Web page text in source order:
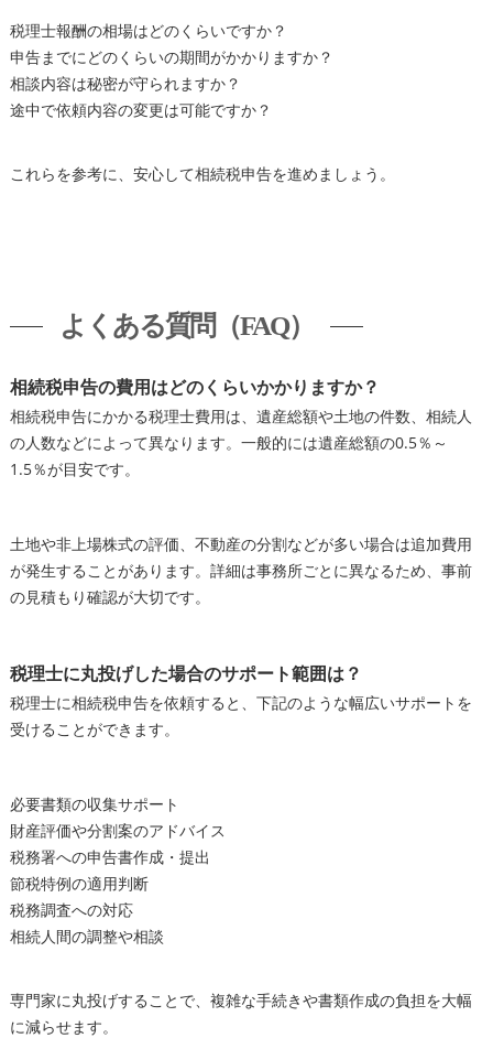
税理士報酬の相場はどのくらいですか？
申告までにどのくらいの期間がかかりますか？
相談内容は秘密が守られますか？
途中で依頼内容の変更は可能ですか？
これらを参考に、安心して相続税申告を進めましょう。
よくある質問（FAQ）
相続税申告の費用はどのくらいかかりますか？
相続税申告にかかる税理士費用は、遺産総額や土地の件数、相続人
の人数などによって異なります。一般的には遺産総額の0.5％～
1.5％が目安です。
土地や非上場株式の評価、不動産の分割などが多い場合は追加費用
が発生することがあります。詳細は事務所ごとに異なるため、事前
の見積もり確認が大切です。
税理士に丸投げした場合のサポート範囲は？
税理士に相続税申告を依頼すると、下記のような幅広いサポートを
受けることができます。
必要書類の収集サポート
財産評価や分割案のアドバイス
税務署への申告書作成・提出
節税特例の適用判断
税務調査への対応
相続人間の調整や相談
専門家に丸投げすることで、複雑な手続きや書類作成の負担を大幅
に減らせます。